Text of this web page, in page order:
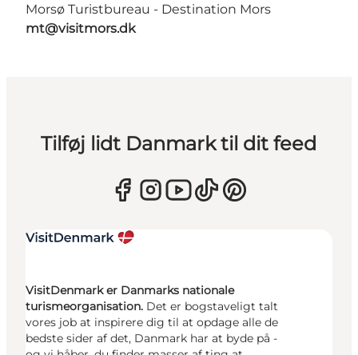
Morsø Turistbureau - Destination Mors
mt@visitmors.dk
Tilføj lidt Danmark til dit feed
VisitDenmark er Danmarks nationale
turismeorganisation. Det er bogstaveligt talt
vores job at inspirere dig til at opdage alle de
bedste sider af det, Danmark har at byde på -